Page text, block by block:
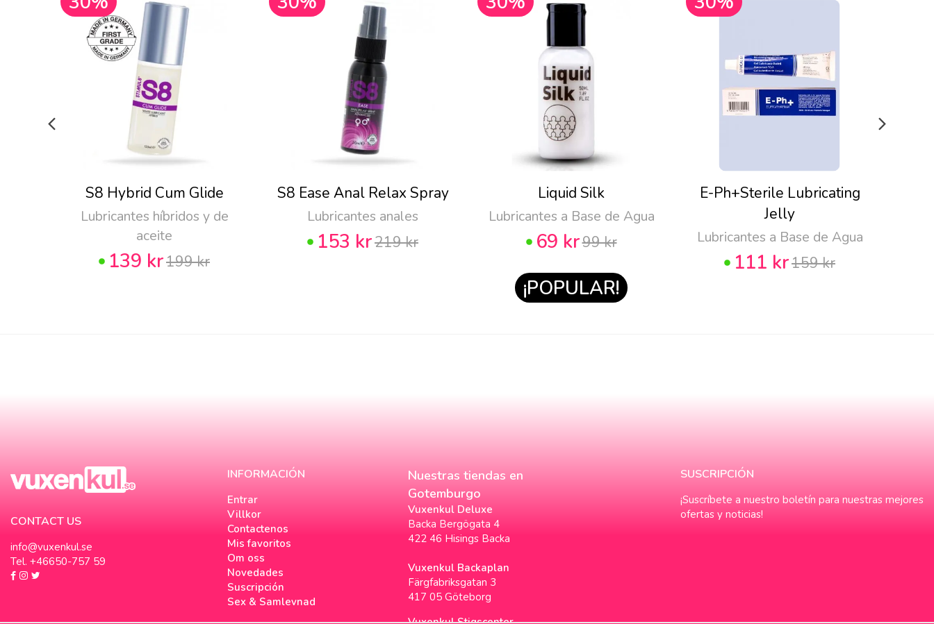
S8 Hybrid Cum Glide
Lubricantes híbridos y de
aceite
139 kr199 kr
S8 Ease Anal Relax Spray
Lubricantes anales
153 kr219 kr
Liquid Silk
Lubricantes a Base de Agua
69 kr99 kr
¡POPULAR!
E-Ph+Sterile Lubricating
Jelly
Lubricantes a Base de Agua
111 kr159 kr
CONTACT US
info@vuxenkul.se
Tel. +46650-757 59
INFORMACIÓN
Entrar
Villkor
Contactenos
Mis favoritos
Om oss
Novedades
Suscripción
Sex & Samlevnad
Nuestras tiendas en
Gotemburgo
Vuxenkul Deluxe
Backa Bergögata 4
422 46 Hisings Backa
Vuxenkul Backaplan
Färgfabriksgatan 3
417 05 Göteborg
SUSCRIPCIÓN
¡Suscríbete a nuestro boletín para nuestras mejores
ofertas y noticias!